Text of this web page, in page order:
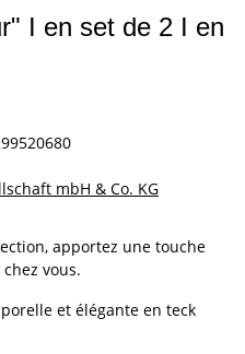
I en set de 2 I en
mbH & Co. KG
apportez une touche
vous.
et élégante en teck